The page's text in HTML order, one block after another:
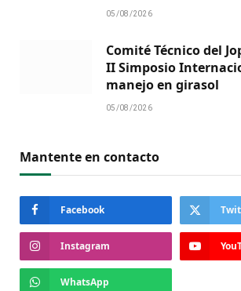
05/08/2026
Comité Técnico del
II Simposio
manejo en girasol
05/08/2026
Mantente en contacto
Facebook
Instagram
WhatsApp